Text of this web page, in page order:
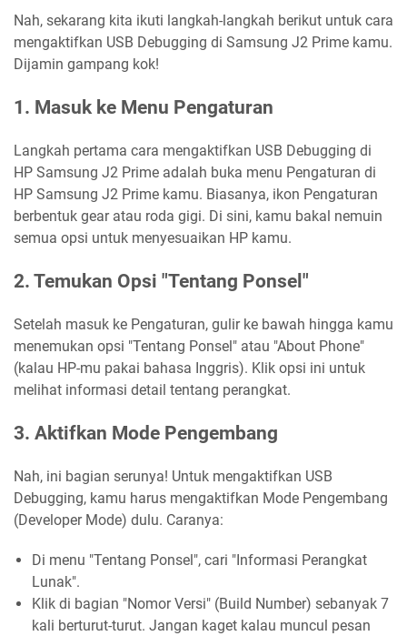
Nah, sekarang kita ikuti langkah-langkah berikut untuk cara
mengaktifkan USB Debugging di Samsung J2 Prime kamu.
Dijamin gampang kok!
1. Masuk ke Menu Pengaturan
Langkah pertama cara mengaktifkan USB Debugging di
HP Samsung J2 Prime adalah buka menu Pengaturan di
HP Samsung J2 Prime kamu. Biasanya, ikon Pengaturan
berbentuk gear atau roda gigi. Di sini, kamu bakal nemuin
semua opsi untuk menyesuaikan HP kamu.
2. Temukan Opsi "Tentang Ponsel"
Setelah masuk ke Pengaturan, gulir ke bawah hingga kamu
menemukan opsi "Tentang Ponsel" atau "About Phone"
(kalau HP-mu pakai bahasa Inggris). Klik opsi ini untuk
melihat informasi detail tentang perangkat.
3. Aktifkan Mode Pengembang
Nah, ini bagian serunya! Untuk mengaktifkan USB
Debugging, kamu harus mengaktifkan Mode Pengembang
(Developer Mode) dulu. Caranya:
Di menu "Tentang Ponsel", cari "Informasi Perangkat
Lunak".
Klik di bagian "Nomor Versi" (Build Number) sebanyak 7
kali berturut-turut. Jangan kaget kalau muncul pesan